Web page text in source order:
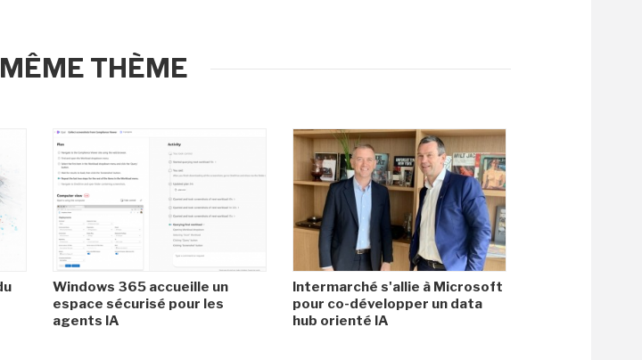
THÈME
Windows 365 accueille un
espace sécurisé pour les
agents IA
Intermarché s'allie à Microsoft
pour co-développer un data
hub orienté IA